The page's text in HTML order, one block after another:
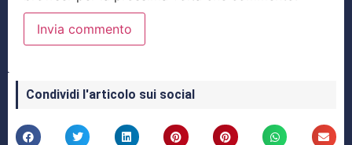
Condividi l'articolo sui social